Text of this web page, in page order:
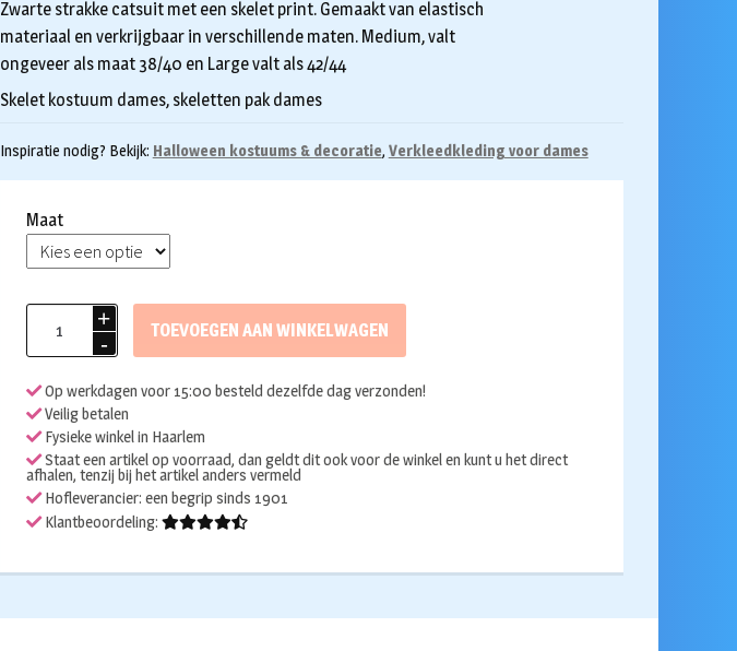
Zwarte strakke catsuit met een skelet print. Gemaakt van elastisch
materiaal en verkrijgbaar in verschillende maten. Medium, valt
ongeveer als maat 38/40 en Large valt als 42/44
Skelet kostuum dames, skeletten pak dames
Inspiratie nodig? Bekijk: Halloween kostuums & decoratie, Verkleedkleding voor dames
Maat
jumpsuit
aantal
TOEVOEGEN AAN WINKELWAGEN
Op werkdagen voor 15:00 besteld dezelfde dag verzonden!
Veilig betalen
Fysieke winkel in Haarlem
Staat een artikel op voorraad, dan geldt dit ook voor de winkel en kunt u het direct
afhalen, tenzij bij het artikel anders vermeld
Hofleverancier: een begrip sinds 1901
Klantbeoordeling: